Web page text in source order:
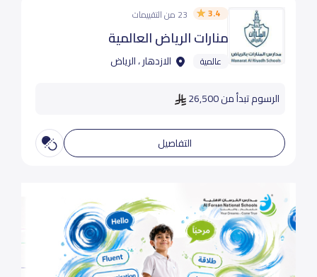
3.4 23 من التقييمات
منارات الرياض العالمية
عالمية الازدهار ، الرياض
الرسوم تبدأ من 26,500
التفاصيل